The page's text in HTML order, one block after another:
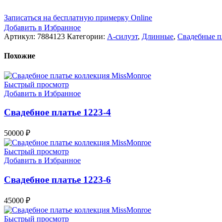
Записаться на бесплатную примерку Online
Добавить в Избранное
Артикул: 7884123 Категории: А-силуэт, Длинные, Свадебные
Похожие
Быстрый просмотр
Добавить в Избранное
Свадебное платье 1223-4
50000 ₽
Быстрый просмотр
Добавить в Избранное
Свадебное платье 1223-6
45000 ₽
Быстрый просмотр